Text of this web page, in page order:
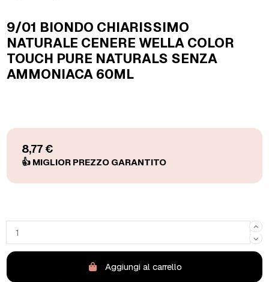
9/01 BIONDO CHIARISSIMO
NATURALE CENERE WELLA COLOR
TOUCH PURE NATURALS SENZA
AMMONIACA 60ML
8,77 €
Aggiungi al carrello